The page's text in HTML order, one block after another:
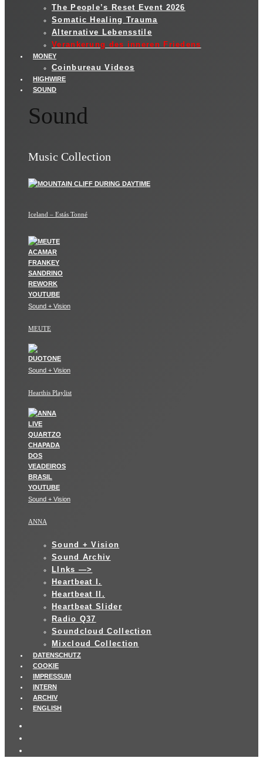
The People’s Reset Event 2026
Somatic Healing Trauma
Alternative Lebensstile
Verankerung des inneren Friedens
MONEY
Coinbureau Videos
HIGHWIRE
SOUND
Sound
Music Collection
Iceland – Estás Tonné
Sound + Vision
MEUTE
Sound + Vision
Hearthis Playlist
Sound + Vision
ANNA
Sound + Vision
Sound Archiv
LInks —>
Heartbeat I.
Heartbeat II.
Heartbeat Slider
Radio Q37
Soundcloud Collection
Mixcloud Collection
DATENSCHUTZ
COOKIE
IMPRESSUM
INTERN
ARCHIV
ENGLISH